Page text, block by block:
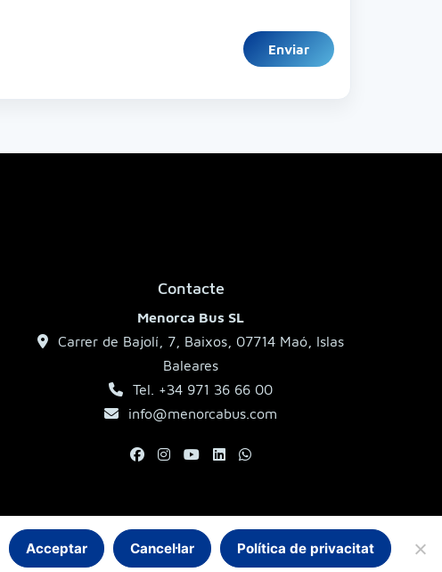
Contacte
Menorca Bus SL
Carrer de Bajolí, 7, Baixos, 07714 Maó, Islas
Baleares
Tel. +34 971 36 66 00
info@menorcabus.com
Acceptar Cancel·lar Política de privacitat